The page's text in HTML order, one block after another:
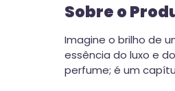
Sobre o
Imagine o brilho de
essência do luxo e
perfume; é um